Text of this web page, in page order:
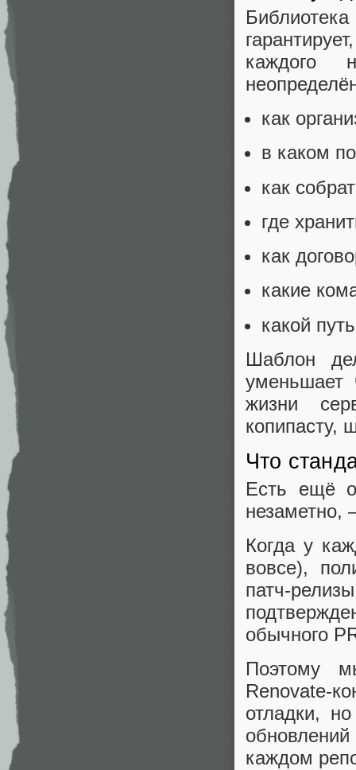
каждого
как
в каком
как
где
как
какие
какой
Шаблон
уменьшает
жизни
копипасту,
Что
Есть ещё
незаметно,
Когда у
вовсе),
патч-
обычного
Поэтому
Renovate-
отладки,
каждом